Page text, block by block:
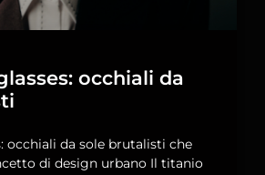
occhiali da
occhiali da sole brutalisti che
di design urbano Il titanio